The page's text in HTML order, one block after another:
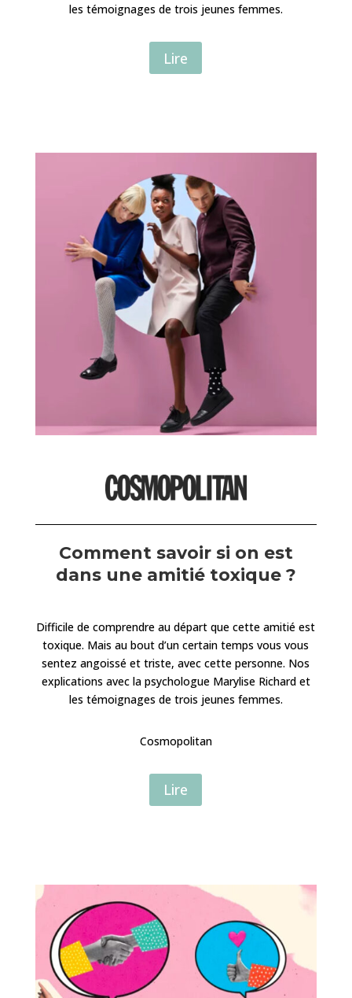
les témoignages de trois jeunes femmes.
Lire
Comment savoir si on est
dans une amitié toxique ?
Difficile de comprendre au départ que cette amitié est
toxique. Mais au bout d’un certain temps vous vous
sentez angoissé et triste, avec cette personne. Nos
explications avec la psychologue Marylise Richard et
les témoignages de trois jeunes femmes.
Cosmopolitan
Lire